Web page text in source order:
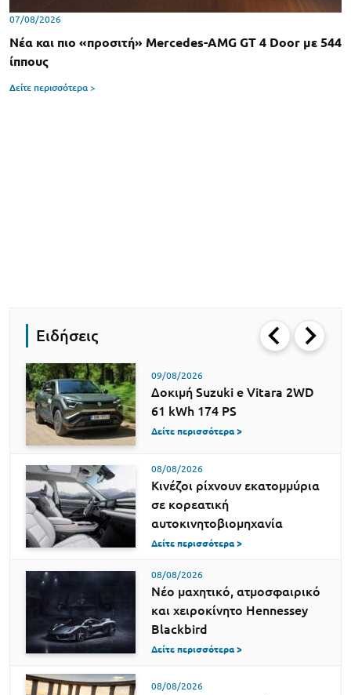
07/08/2026
Νέα και πιο «προσιτή» Mercedes-AMG GT 4 Door με 544
ίππους
Δείτε περισσότερα >
Ειδήσεις
09/08/2026
Δοκιμή Suzuki e Vitara 2WD
61 kWh 174 PS
Δείτε περισσότερα >
08/08/2026
Κινέζοι ρίχνουν εκατομμύρια
σε κορεατική
αυτοκινητοβιομηχανία
Δείτε περισσότερα >
08/08/2026
Νέο μαχητικό, ατμοσφαιρικό
και χειροκίνητο Hennessey
Blackbird
Δείτε περισσότερα >
08/08/2026